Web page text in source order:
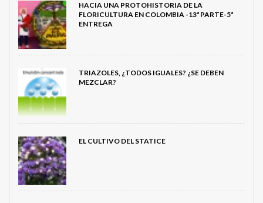
HACIA UNA PROTOHISTORIA DE LA
FLORICULTURA EN COLOMBIA -13ª PARTE-5ª
ENTREGA
TRIAZOLES, ¿TODOS IGUALES? ¿SE DEBEN
MEZCLAR?
EL CULTIVO DEL STATICE